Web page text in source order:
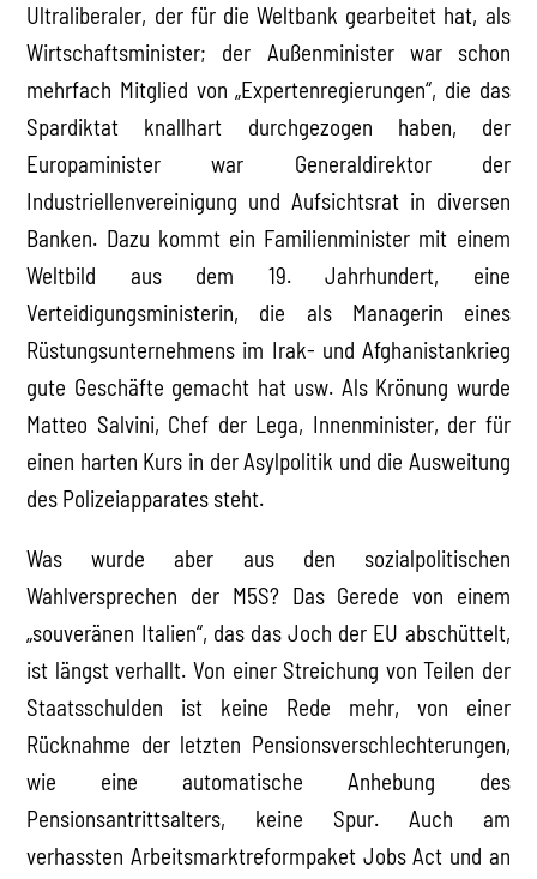
Ultraliberaler, der für die Weltbank gearbeitet hat, als
Wirtschaftsminister; der Außenminister war schon
mehrfach Mitglied von „Expertenregierungen“, die das
Spardiktat knallhart durchgezogen haben, der
Europaminister war Generaldirektor der
Industriellenvereinigung und Aufsichtsrat in diversen
Banken. Dazu kommt ein Familienminister mit einem
Weltbild aus dem 19. Jahrhundert, eine
Verteidigungsministerin, die als Managerin eines
Rüstungsunternehmens im Irak- und Afghanistankrieg
gute Geschäfte gemacht hat usw. Als Krönung wurde
Matteo Salvini, Chef der Lega, Innenminister, der für
einen harten Kurs in der Asylpolitik und die Ausweitung
des Polizeiapparates steht.
Was wurde aber aus den sozialpolitischen
Wahlversprechen der M5S? Das Gerede von einem
„souveränen Italien“, das das Joch der EU abschüttelt,
ist längst verhallt. Von einer Streichung von Teilen der
Staatsschulden ist keine Rede mehr, von einer
Rücknahme der letzten Pensionsverschlechterungen,
wie eine automatische Anhebung des
Pensionsantrittsalters, keine Spur. Auch am
verhassten Arbeitsmarktreformpaket Jobs Act und an